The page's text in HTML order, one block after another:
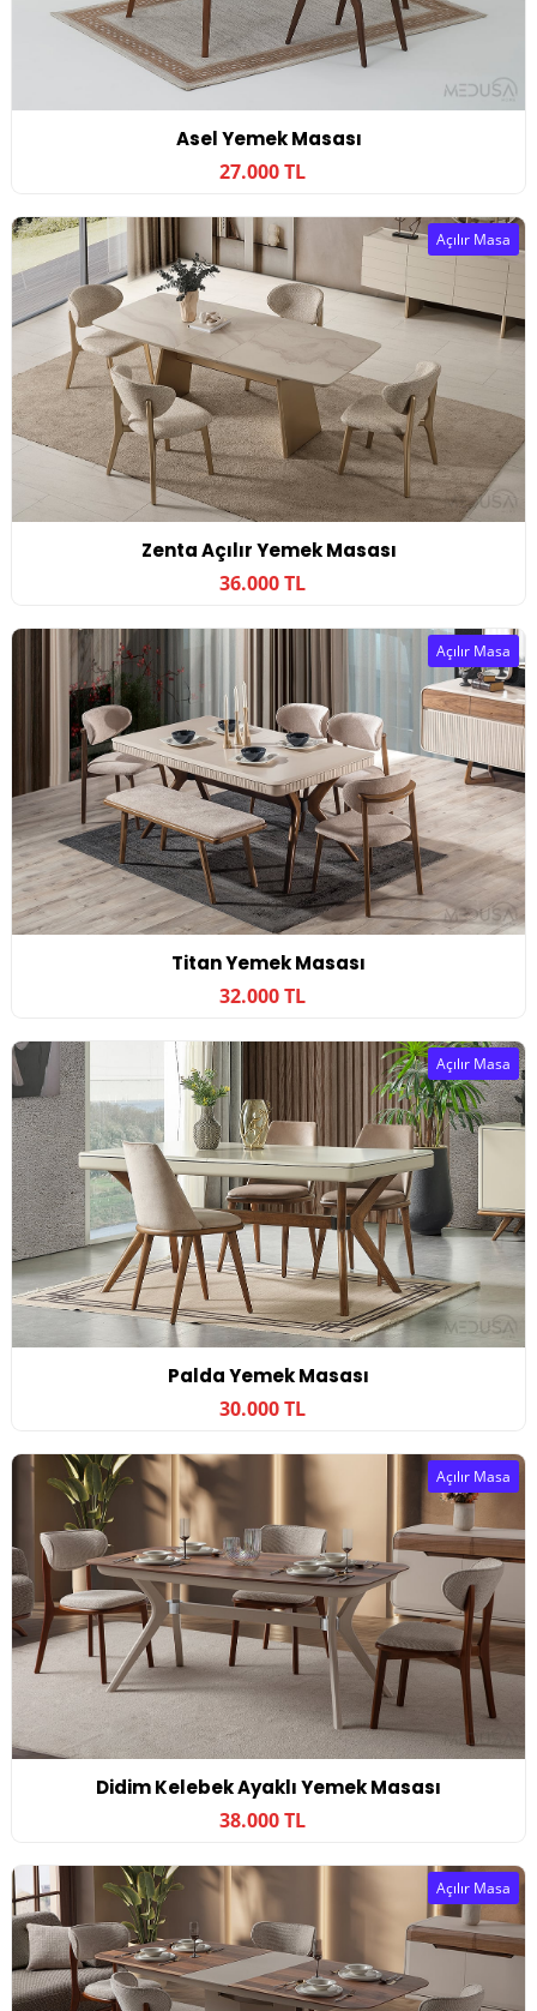
Asel Yemek Masası
27.000 TL
Zenta Açılır Yemek Masası
36.000 TL
Açılır Masa
Titan Yemek Masası
32.000 TL
Açılır Masa
Palda Yemek Masası
30.000 TL
Açılır Masa
Didim Kelebek Ayaklı Yemek Masası
38.000 TL
Açılır Masa
Açılır Masa